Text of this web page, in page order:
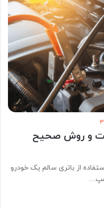
و روش صحیح
از باتری سالم یک خودرو